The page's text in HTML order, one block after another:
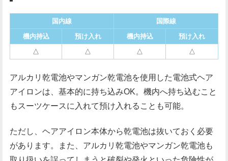
国内線
国際線
機内持込
預け入れ 機内持込
預け入れ
△
△ △ △
アルカリ乾電池やマンガン乾電池を使用した電池式ヘア
アイロンは、基本的に持ち込みOK。機内へ持ち込むこと
もスーツケースに入れて預け入れることも可能。
ただし、ヘアアイロン本体から乾電池は抜いておく必要
があります。また、アルカリ乾電池やマンガン乾電池も